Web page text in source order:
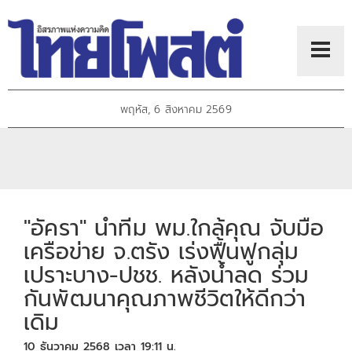
พฤหัส, 6 สิงหาคม 2569
"อัครา" นำทีม พม.ใกล้คุณ จับมือ
เครือข่าย จ.ตรัง เร่งฟื้นฟูกลุ่ม
เปราะบาง-ปชช. หลังน้ำลด ร่วม
กันพัฒนาคุณภาพชีวิตให้ดีกว่า
เดิม
10 ธันวาคม 2568 เวลา 19:11 น.